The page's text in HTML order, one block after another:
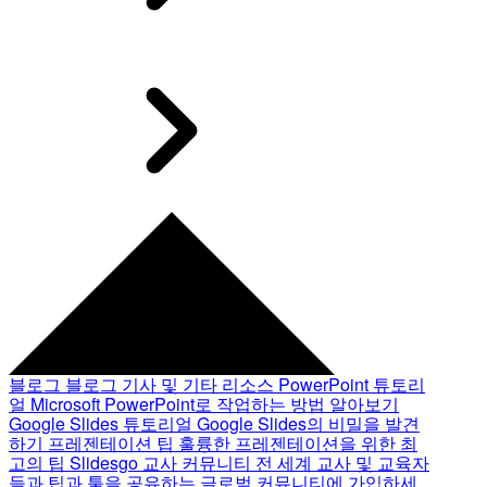
블로그 블로그 기사 및 기타 리소스 PowerPoint 튜토리
얼 Microsoft PowerPoint로 작업하는 방법 알아보기
Google Slides 튜토리얼 Google Slides의 비밀을 발견
하기 프레젠테이션 팁 훌륭한 프레젠테이션을 위한 최
고의 팁 Slidesgo 교사 커뮤니티 전 세계 교사 및 교육자